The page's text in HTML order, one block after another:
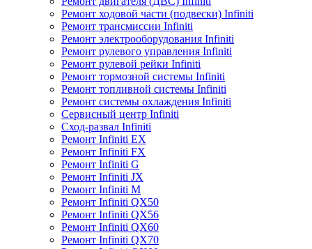
Ремонт ходовой части (подвески) Infiniti
Ремонт трансмиссии Infiniti
Ремонт электрооборудования Infiniti
Ремонт рулевого управления Infiniti
Ремонт рулевой рейки Infiniti
Ремонт тормозной системы Infiniti
Ремонт топливной системы Infiniti
Ремонт системы охлаждения Infiniti
Сервисный центр Infiniti
Сход-развал Infiniti
Ремонт Infiniti EX
Ремонт Infiniti FX
Ремонт Infiniti G
Ремонт Infiniti JX
Ремонт Infiniti M
Ремонт Infiniti QX50
Ремонт Infiniti QX56
Ремонт Infiniti QX60
Ремонт Infiniti QX70